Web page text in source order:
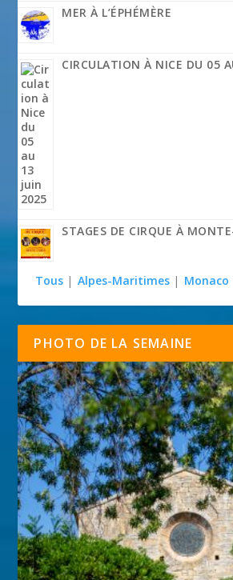
MER À L’ÉPHÉMÈRE
CIRCULATION À NICE DU 05
STAGES DE CIRQUE À
Tous | Alpes-Maritimes | Monaco
PHOTO DE LA SEMAINE